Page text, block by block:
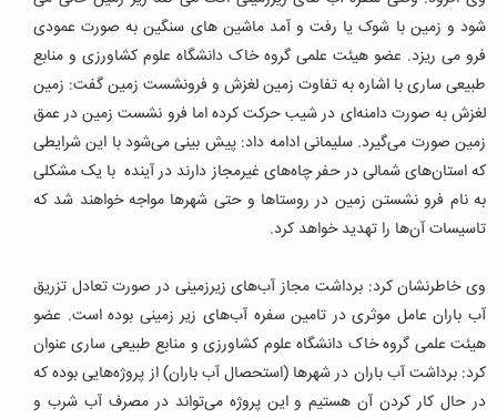
شود و زمین با شوک یا رفت و آمد ماشین های سنگین به صورت عمودی
فرو می ریزد. عضو هیئت علمی گروه خاک دانشگاه علوم کشاورزی و منابع
طبیعی ساری با اشاره به تفاوت زمین لغزش و فرونشست زمین گفت: زمین
لغزش به صورت دامنه‌ای در شیب حرکت کرده اما فرو نشست زمین در عمق
زمین صورت می‌گیرد. سلیمانی ادامه داد: پیش بینی می‌شود با این شرایطی
که استان‌های شمالی در حفر چاه‌های غیرمجاز دارند در آینده با یک مشکلی
به نام فرو نشستن زمین در روستاها و حتی شهرها مواجه خواهند شد که
تاسیسات آن‌ها را تهدید خواهد کرد.
وی خاطرنشان کرد: برداشت مجاز آب‌های زیرزمینی در صورت تعادل تزریق
آب باران عامل موثری در تامین سفره آب‌های زیر زمینی بوده است. عضو
هیئت علمی گروه خاک دانشگاه علوم کشاورزی و منابع طبیعی ساری عنوان
کرد: برداشت آب باران در شهرها (استحصال آب باران) از پروژه‌هایی بوده که
در حال کار کردن آن هستیم و این پروژه می‌تواند در مصرف آب شرب و